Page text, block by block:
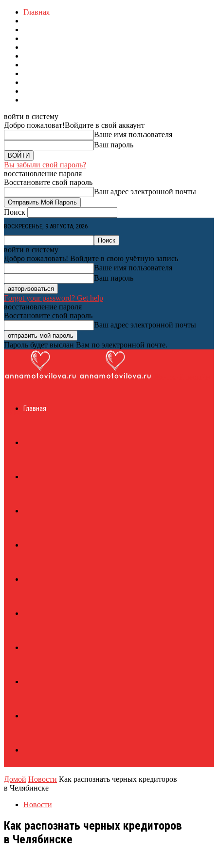
Главная
войти в систему
Добро пожаловат!Войдите в свой аккаунт
Ваше имя пользователя
Ваш пароль
Вы забыли свой пароль?
восстановление пароля
Восстановите свой пароль
Ваш адрес электронной почты
Поиск
ВОСКРЕСЕНЬЕ, 9 АВГУСТА, 2026
войти в систему
Добро пожаловать! Войдите в свою учётную запись
Ваше имя пользователя
Ваш пароль
Forgot your password? Get help
восстановление пароля
Восстановите свой пароль
Ваш адрес электронной почты
Пароль будет выслан Вам по электронной почте.
журналГлавная
Домой Новости Как распознать черных кредиторов
в Челябинске
Новости
Как распознать черных кредиторов
в Челябинске